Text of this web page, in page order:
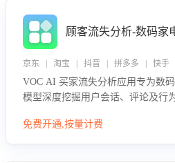
顾客流失分析-数码家
京东 | 淘宝 | 抖音 | 拼多多 | 快手
VOC AI 买家流失分析应用专为数
模型深度挖掘用户会话、评论及行
迟、竞品价格冲击等。系统自动输
免费开通,按量计费